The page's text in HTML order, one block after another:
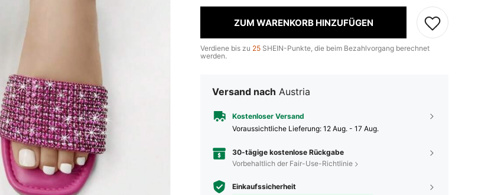
ZUM WARENKORB HINZUFÜGEN
Verdiene bis zu 25 SHEIN-Punkte, die beim Bezahlvorgang berechnet
werden.
Versand nach Austria
Kostenloser Versand
Voraussichtliche Lieferung: 12 Aug. - 17 Aug.
30-tägige kostenlose Rückgabe
Vorbehaltlich der Fair-Use-Richtlinie
Einkaufssicherheit